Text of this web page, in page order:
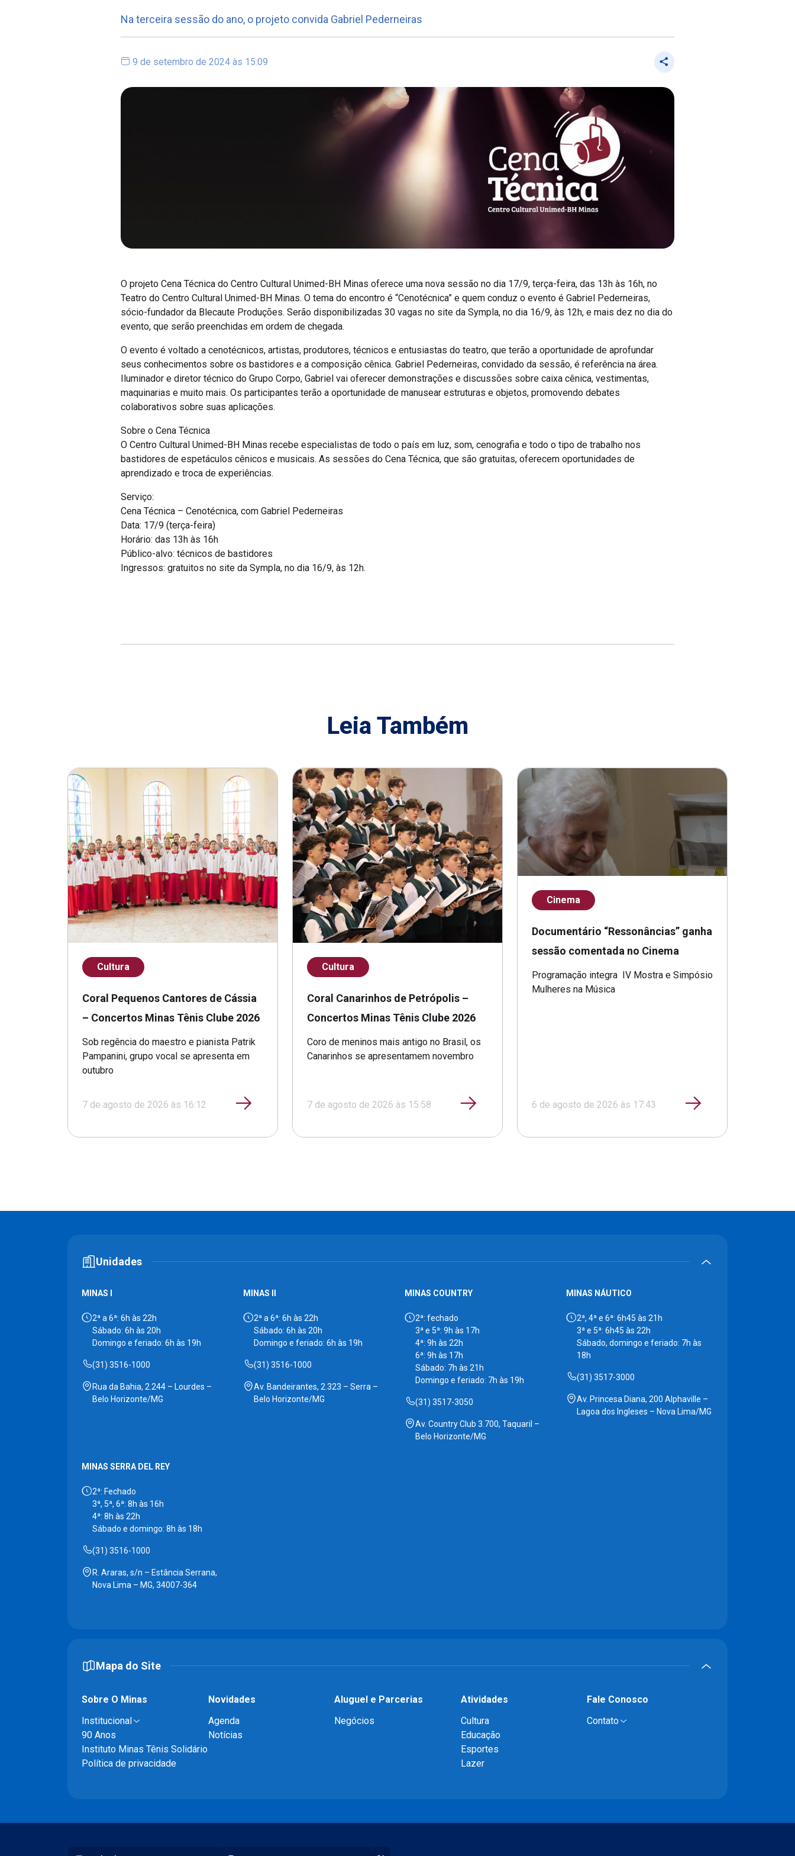
Na terceira sessão do ano, o projeto convida Gabriel Pederneiras
9 de setembro de 2024 às 15:09
O projeto Cena Técnica do Centro Cultural Unimed-BH Minas oferece uma nova sessão no dia 17/9, terça-feira, das 13h às 16h, no
Teatro do Centro Cultural Unimed-BH Minas. O tema do encontro é “Cenotécnica” e quem conduz o evento é Gabriel Pederneiras,
sócio-fundador da Blecaute Produções. Serão disponibilizadas 30 vagas no site da Sympla, no dia 16/9, às 12h, e mais dez no dia do
evento, que serão preenchidas em ordem de chegada.
O evento é voltado a cenotécnicos, artistas, produtores, técnicos e entusiastas do teatro, que terão a oportunidade de aprofundar
seus conhecimentos sobre os bastidores e a composição cênica. Gabriel Pederneiras, convidado da sessão, é referência na área.
Iluminador e diretor técnico do Grupo Corpo, Gabriel vai oferecer demonstrações e discussões sobre caixa cênica, vestimentas,
maquinarias e muito mais. Os participantes terão a oportunidade de manusear estruturas e objetos, promovendo debates
colaborativos sobre suas aplicações.
Sobre o Cena Técnica
O Centro Cultural Unimed-BH Minas recebe especialistas de todo o país em luz, som, cenografia e todo o tipo de trabalho nos
bastidores de espetáculos cênicos e musicais. As sessões do Cena Técnica, que são gratuitas, oferecem oportunidades de
aprendizado e troca de experiências.
Serviço:
Cena Técnica – Cenotécnica, com Gabriel Pederneiras
Data: 17/9 (terça-feira)
Horário: das 13h às 16h
Público-alvo: técnicos de bastidores
Ingressos: gratuitos no site da Sympla, no dia 16/9, às 12h.
Leia Também
Cultura
Coral Pequenos Cantores de Cássia
– Concertos Minas Tênis Clube 2026
Sob regência do maestro e pianista Patrik
Pampanini, grupo vocal se apresenta em
outubro
7 de agosto de 2026 às 16:12
Cultura
Coral Canarinhos de Petrópolis –
Concertos Minas Tênis Clube 2026
Coro de meninos mais antigo no Brasil, os
Canarinhos se apresentamem novembro
7 de agosto de 2026 às 15:58
Cinema
Documentário “Ressonâncias” ganha
sessão comentada no Cinema
Programação integra IV Mostra e Simpósio
Mulheres na Música
6 de agosto de 2026 às 17:43
Unidades
MINAS I
2ª a 6ª: 6h às 22h
Sábado: 6h às 20h
Domingo e feriado: 6h às 19h
(31) 3516-1000
Rua da Bahia, 2.244 – Lourdes –
Belo Horizonte/MG
MINAS II
2ª a 6ª: 6h às 22h
Sábado: 6h às 20h
Domingo e feriado: 6h às 19h
(31) 3516-1000
Av. Bandeirantes, 2.323 – Serra –
Belo Horizonte/MG
MINAS COUNTRY
2ª: fechado
3ª e 5ª: 9h às 17h
4ª: 9h às 22h
6ª: 9h às 17h
Sábado: 7h às 21h
Domingo e feriado: 7h às 19h
(31) 3517-3050
Av. Country Club 3.700, Taquaril –
Belo Horizonte/MG
MINAS NÁUTICO
2ª, 4ª e 6ª: 6h45 às 21h
3ª e 5ª: 6h45 às 22h
Sábado, domingo e feriado: 7h às
18h
(31) 3517-3000
Av. Princesa Diana, 200 Alphaville –
Lagoa dos Ingleses – Nova Lima/MG
MINAS SERRA DEL REY
2ª: Fechado
3ª, 5ª, 6ª: 8h às 16h
4ª: 8h às 22h
Sábado e domingo: 8h às 18h
(31) 3516-1000
R. Araras, s/n – Estância Serrana,
Nova Lima – MG, 34007-364
Mapa do Site
Sobre O Minas
Institucional
90 Anos
Instituto Minas Tênis Solidário
Política de privacidade
Novidades
Agenda
Notícias
Aluguel e Parcerias
Negócios
Atividades
Cultura
Educação
Esportes
Lazer
Fale Conosco
Contato